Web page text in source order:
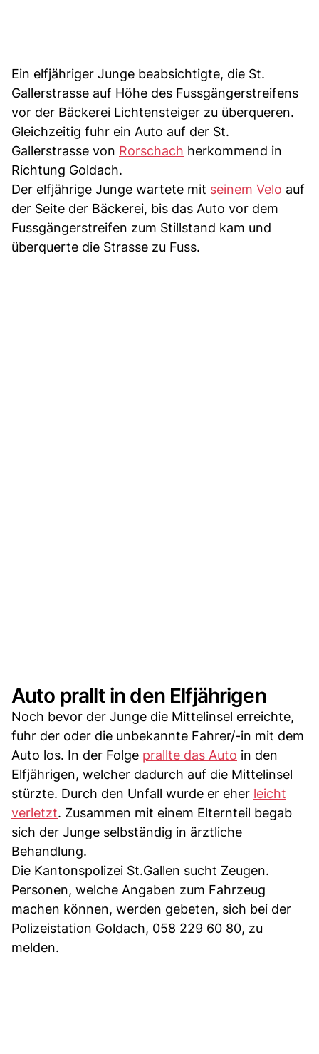
Ein elfjähriger Junge beabsichtigte, die St.
Gallerstrasse auf Höhe des Fussgängerstreifens
vor der Bäckerei Lichtensteiger zu überqueren.
Gleichzeitig fuhr ein Auto auf der St.
Gallerstrasse von Rorschach herkommend in
Richtung Goldach.
Der elfjährige Junge wartete mit seinem Velo auf
der Seite der Bäckerei, bis das Auto vor dem
Fussgängerstreifen zum Stillstand kam und
überquerte die Strasse zu Fuss.
Auto prallt in den Elfjährigen
Noch bevor der Junge die Mittelinsel erreichte,
fuhr der oder die unbekannte Fahrer/-in mit dem
Auto los. In der Folge prallte das Auto in den
Elfjährigen, welcher dadurch auf die Mittelinsel
stürzte. Durch den Unfall wurde er eher leicht
verletzt. Zusammen mit einem Elternteil begab
sich der Junge selbständig in ärztliche
Behandlung.
Die Kantonspolizei St.Gallen sucht Zeugen.
Personen, welche Angaben zum Fahrzeug
machen können, werden gebeten, sich bei der
Polizeistation Goldach, 058 229 60 80, zu
melden.